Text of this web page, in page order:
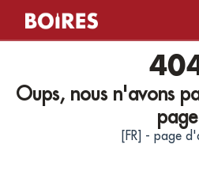
Oups, nous n'avons
page
[FR] - page